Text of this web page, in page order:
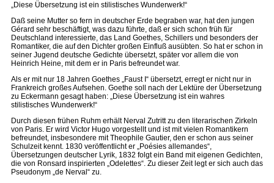
„Diese Übersetzung ist ein stilistisches Wunderwerk!“
Daß seine Mutter so fern in deutscher Erde begraben war, hat den jungen
Gérard sehr beschäftigt, was dazu führte, daß er sich schon früh für
Deutschland interessierte, das Land Goethes, Schillers und besonders der
Romantiker, die auf den Dichter großen Einfluß ausübten. So hat er schon in
seiner Jugend deutsche Gedichte übersetzt, später vor allem die von
Heinrich Heine, mit dem er in Paris befreundet war.
Als er mit nur 18 Jahren Goethes „Faust I“ übersetzt, erregt er nicht nur in
Frankreich großes Aufsehen. Goethe soll nach der Lektüre der Übersetzung
zu Eckermann gesagt haben: „Diese Übersetzung ist ein wahres
stilistisches Wunderwerk!“
Durch diesen frühen Ruhm erhält Nerval Zutritt zu den literarischen Zirkeln
von Paris. Er wird Victor Hugo vorgestellt und ist mit vielen Romantikern
befreundet, insbesondere mit Theophile Gautier, den er schon aus seiner
Schulzeit kennt. 1830 veröffentlicht er „Poésies allemandes“,
Übersetzungen deutscher Lyrik, 1832 folgt ein Band mit eigenen Gedichten,
die von Ronsard inspirierten „Odelettes“. Zu dieser Zeit legt er sich auch das
Pseudonym „de Nerval“ zu.